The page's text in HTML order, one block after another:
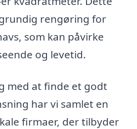
rengøring for
som kan påvirke
og levetid.
med at finde et godt
har vi samlet en
firmaer, der tilbyder